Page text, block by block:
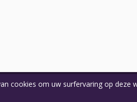
cookies om uw surfervaring op deze